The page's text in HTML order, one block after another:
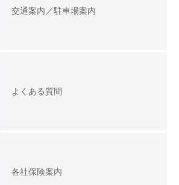
交通案内／駐車場案内
よくある質問
各社保険案内